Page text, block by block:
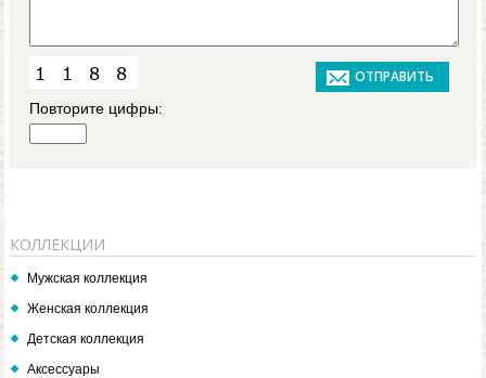
Повторите цифры:
КОЛЛЕКЦИИ
Мужская коллекция
Женская коллекция
Детская коллекция
Аксессуары